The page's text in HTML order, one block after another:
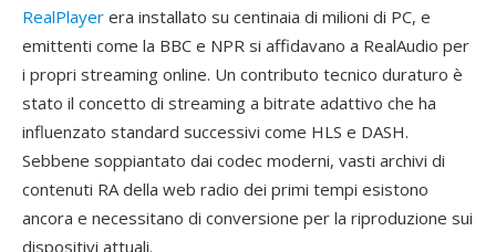
RealPlayer era installato su centinaia di milioni di PC, e
emittenti come la BBC e NPR si affidavano a RealAudio per
i propri streaming online. Un contributo tecnico duraturo è
stato il concetto di streaming a bitrate adattivo che ha
influenzato standard successivi come HLS e DASH.
Sebbene soppiantato dai codec moderni, vasti archivi di
contenuti RA della web radio dei primi tempi esistono
ancora e necessitano di conversione per la riproduzione sui
dispositivi attuali.